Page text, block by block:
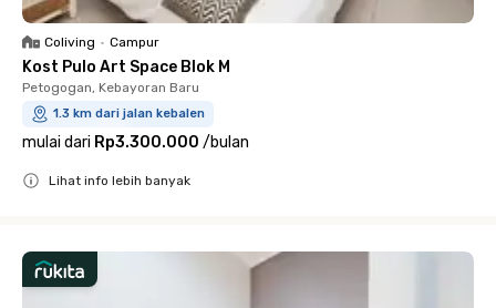
Coliving • Campur
Kost Pulo Art Space Blok M
Petogogan, Kebayoran Baru
1.3 km dari jalan kebalen
mulai dari Rp3.300.000 /bulan
Lihat info lebih banyak